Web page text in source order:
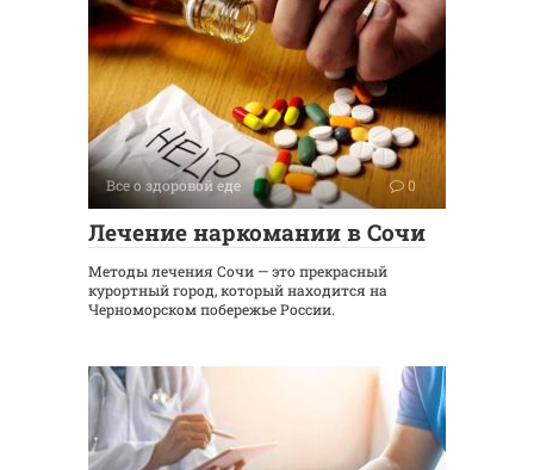
Все о здоровой еде 0
Лечение наркомании в Сочи
Методы лечения Сочи — это прекрасный
курортный город, который находится на
Черноморском побережье России.